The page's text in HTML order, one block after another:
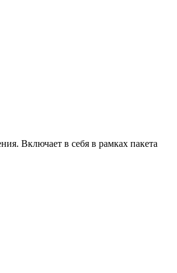
Включает в себя в рамках пакета